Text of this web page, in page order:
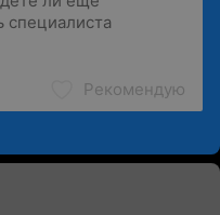
Рекомендую